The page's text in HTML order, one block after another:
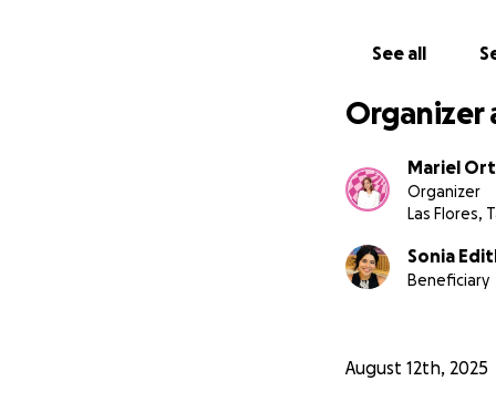
See all
Organizer
Mariel
Organizer
Las Flores,
Sonia
Beneficiary
August 12th, 2025